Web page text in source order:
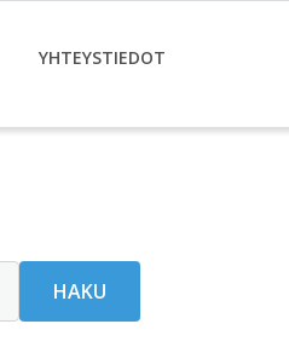
YHTEYSTIEDOT
HAKU